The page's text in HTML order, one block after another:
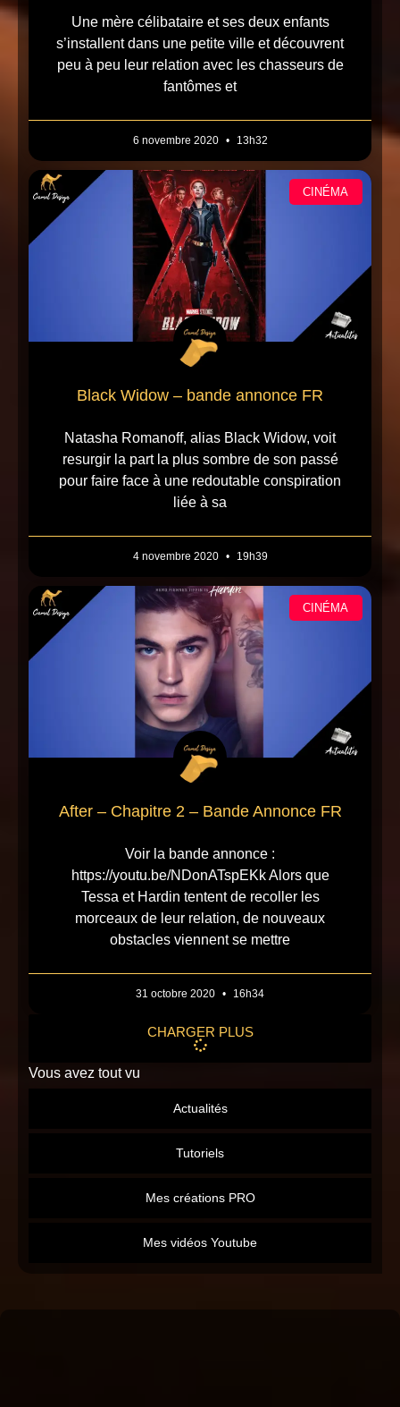
Actualités
Tutoriels
Mes créations PRO
Mes vidéos Youtube
Une mère célibataire et ses deux enfants
s’installent dans une petite ville et découvrent
peu à peu leur relation avec les chasseurs de
fantômes et
6 novembre 2020 13h32
CINÉMA
Black Widow – bande annonce FR
Natasha Romanoff, alias Black Widow, voit
resurgir la part la plus sombre de son passé
pour faire face à une redoutable conspiration
liée à sa
4 novembre 2020 19h39
CINÉMA
After – Chapitre 2 – Bande Annonce FR
Voir la bande annonce :
https://youtu.be/NDonATspEKk Alors que
Tessa et Hardin tentent de recoller les
morceaux de leur relation, de nouveaux
obstacles viennent se mettre
31 octobre 2020 16h34
CHARGER PLUS
Vous avez tout vu